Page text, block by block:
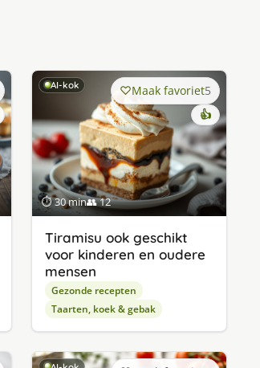
AI-kok
⏱ 30 min👥 12
Maak favoriet5
👍
Tiramisu ook geschikt
voor kinderen en oudere
mensen
Gezonde recepten
Taarten, koek & gebak